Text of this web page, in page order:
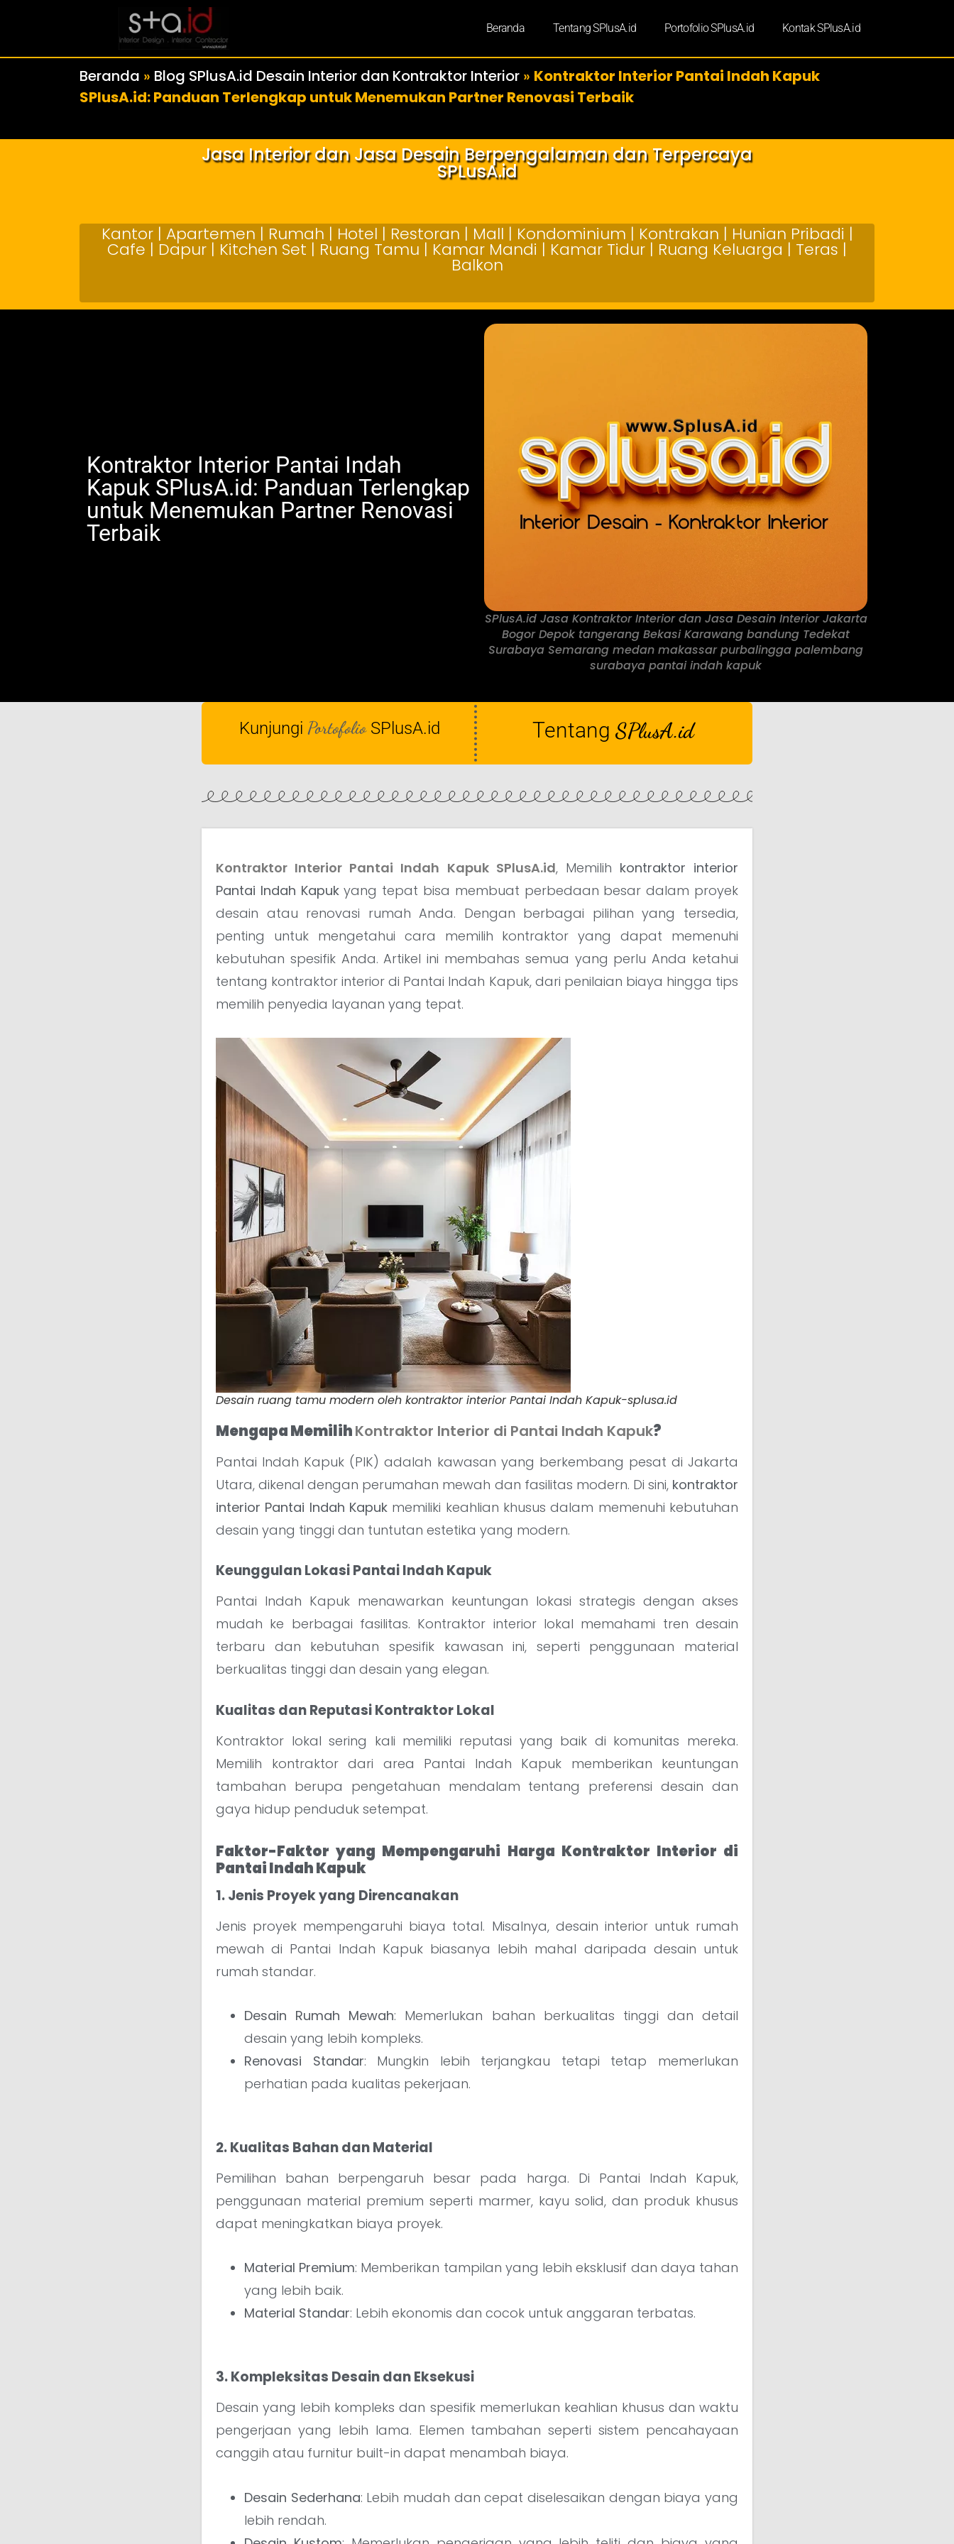
Beranda Tentang SPlusA.id Portofolio SPlusA.id Kontak SPlusA.id
Beranda » Blog SPlusA.id Desain Interior dan Kontraktor Interior » Kontraktor Interior Pantai Indah Kapuk
SPlusA.id: Panduan Terlengkap untuk Menemukan Partner Renovasi Terbaik
Jasa Interior dan Jasa Desain Berpengalaman dan Terpercaya
SPLusA.id
Kantor | Apartemen | Rumah | Hotel | Restoran | Mall | Kondominium | Kontrakan | Hunian Pribadi |
Cafe | Dapur | Kitchen Set | Ruang Tamu | Kamar Mandi | Kamar Tidur | Ruang Keluarga | Teras |
Balkon
Kontraktor Interior Pantai Indah
Kapuk SPlusA.id: Panduan Terlengkap
untuk Menemukan Partner Renovasi
Terbaik
SPlusA.id Jasa Kontraktor Interior dan Jasa Desain Interior Jakarta
Bogor Depok tangerang Bekasi Karawang bandung Tedekat
Surabaya Semarang medan makassar purbalingga palembang
surabaya pantai indah kapuk
Kunjungi Portofolio SPlusA.id Tentang SPlusA.id
Kontraktor Interior Pantai Indah Kapuk SPlusA.id, Memilih kontraktor interior
Pantai Indah Kapukyang tepat bisa membuat perbedaan besar dalam proyek
desain atau renovasi rumah Anda. Dengan berbagai pilihan yang tersedia,
penting untuk mengetahui cara memilih kontraktor yang dapat memenuhi
kebutuhan spesifik Anda. Artikel ini membahas semua yang perlu Anda ketahui
tentang kontraktor interior di Pantai Indah Kapuk, dari penilaian biaya hingga tips
memilih penyedia layanan yang tepat.
Desain ruang tamu modern oleh kontraktor interior Pantai Indah Kapuk-splusa.id
Mengapa MemilihKontraktor Interior di Pantai Indah Kapuk?
Pantai Indah Kapuk (PIK) adalah kawasan yang berkembang pesat di Jakarta
Utara, dikenal dengan perumahan mewah dan fasilitas modern. Di sini, kontraktor
interior Pantai Indah Kapuk memiliki keahlian khusus dalam memenuhi kebutuhan
desain yang tinggi dan tuntutan estetika yang modern.
Keunggulan Lokasi Pantai Indah Kapuk
Pantai Indah Kapuk menawarkan keuntungan lokasi strategis dengan akses
mudah ke berbagai fasilitas. Kontraktor interior lokal memahami tren desain
terbaru dan kebutuhan spesifik kawasan ini, seperti penggunaan material
berkualitas tinggi dan desain yang elegan.
Kualitas dan Reputasi Kontraktor Lokal
Kontraktor lokal sering kali memiliki reputasi yang baik di komunitas mereka.
Memilih kontraktor dari area Pantai Indah Kapuk memberikan keuntungan
tambahan berupa pengetahuan mendalam tentang preferensi desain dan
gaya hidup penduduk setempat.
Faktor-Faktor yang Mempengaruhi Harga Kontraktor Interior di
Pantai Indah Kapuk
1. Jenis Proyek yang Direncanakan
Jenis proyek mempengaruhi biaya total. Misalnya, desain interior untuk rumah
mewah di Pantai Indah Kapuk biasanya lebih mahal daripada desain untuk
rumah standar.
Desain Rumah Mewah: Memerlukan bahan berkualitas tinggi dan detail
desain yang lebih kompleks.
Renovasi Standar: Mungkin lebih terjangkau tetapi tetap memerlukan
perhatian pada kualitas pekerjaan.
2. Kualitas Bahan dan Material
Pemilihan bahan berpengaruh besar pada harga. Di Pantai Indah Kapuk,
penggunaan material premium seperti marmer, kayu solid, dan produk khusus
dapat meningkatkan biaya proyek.
Material Premium: Memberikan tampilan yang lebih eksklusif dan daya tahan
yang lebih baik.
Material Standar: Lebih ekonomis dan cocok untuk anggaran terbatas.
3. Kompleksitas Desain dan Eksekusi
Desain yang lebih kompleks dan spesifik memerlukan keahlian khusus dan waktu
pengerjaan yang lebih lama. Elemen tambahan seperti sistem pencahayaan
canggih atau furnitur built-in dapat menambah biaya.
Desain Sederhana: Lebih mudah dan cepat diselesaikan dengan biaya yang
lebih rendah.